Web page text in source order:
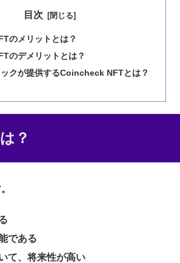
目次
のメリットとは？
のデメリットとは？
クが提供するCoincheck NFTとは？
？
である
て、将来性が高い